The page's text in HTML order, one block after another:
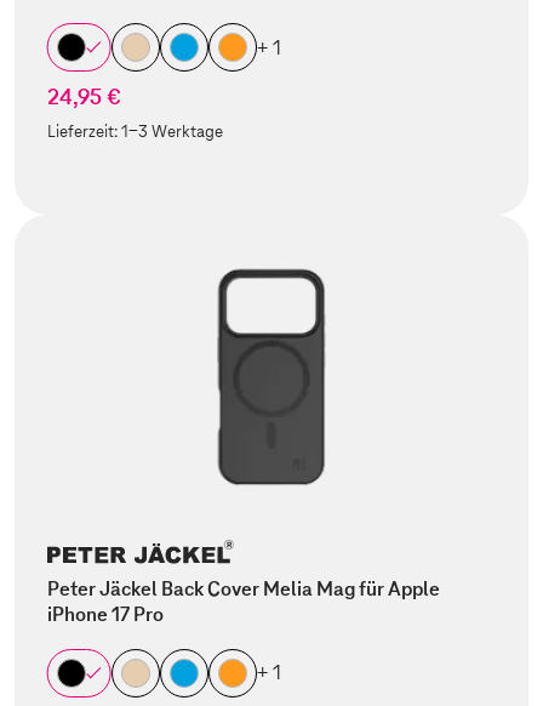
+ 1
24,95 €
Lieferzeit:1-3 Werktage
Peter Jäckel Back Cover Melia Mag für Apple
iPhone 17 Pro
+ 1